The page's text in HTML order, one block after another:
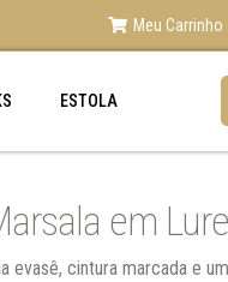
Meu Carrinho
ESTOLA
em
evasê, cintura marcada e